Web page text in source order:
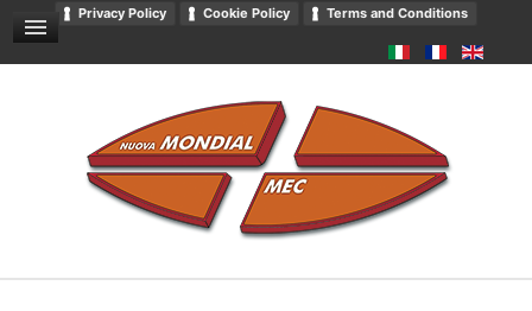
Privacy Policy Cookie Policy Terms and Conditions
CONDITIONS GÉNÉRALES DE VENTE
NOUVELLES ET ÉVÉNEMENTS
CONTACTS
DOWNLOADS